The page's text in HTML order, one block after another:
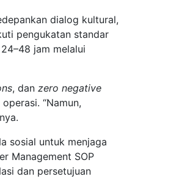
dialog kultural,
pengukatan standar
jam melalui
, dan zero negative
“Namun,
sosial untuk menjaga
Management SOP
dan persetujuan